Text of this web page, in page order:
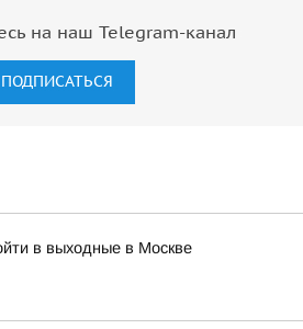
на наш Telegram-канал
ПОДПИСАТЬСЯ
в выходные в Москве